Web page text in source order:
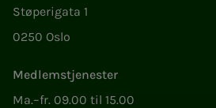
Støperigata 1
0250 Oslo
Medlemstjenester
Ma.–fr. 09.00 til 15.00